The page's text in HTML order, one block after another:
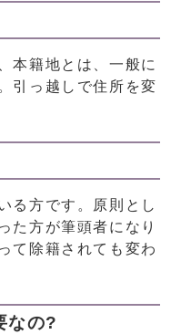
本籍地とは、一般に
引っ越しで住所を変
る方です。原則とし
た方が筆頭者になり
て除籍されても変わ
なの?